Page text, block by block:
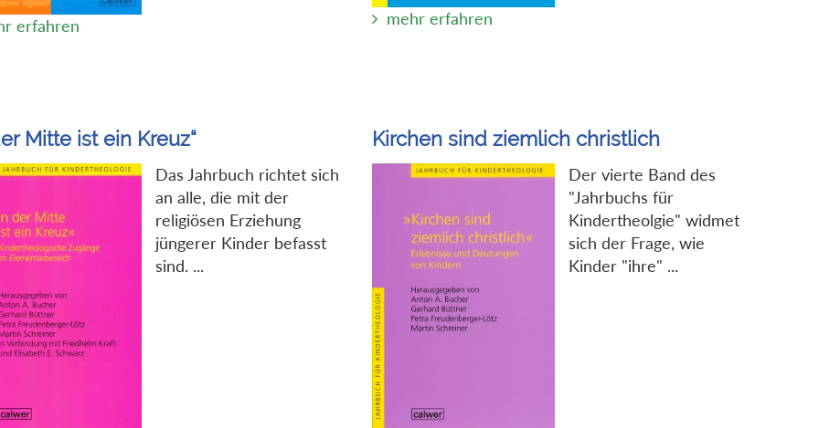
erfahren mehr erfahren
Mitte ist ein Kreuz“
Das Jahrbuch richtet sich
an alle, die mit der
religiösen Erziehung
jüngerer Kinder befasst
sind. ...
Kirchen sind ziemlich christlich
Der vierte Band des
"Jahrbuchs für
Kindertheolgie" widmet
sich der Frage, wie
Kinder "ihre" ...